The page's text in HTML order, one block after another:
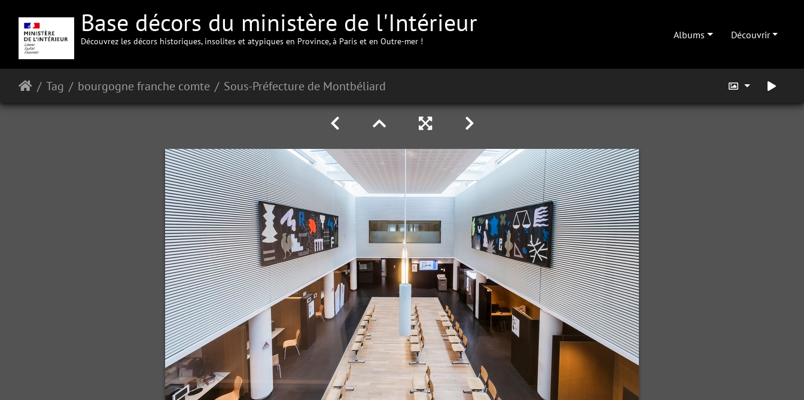
Base décors du ministère de l'Intérieur
Découvrez les décors historiques, insolites et atypiques en Province, à Paris et en Outre-mer !
Albums Découvrir
Tag bourgogne franche comte Sous-Préfecture de Montbéliard